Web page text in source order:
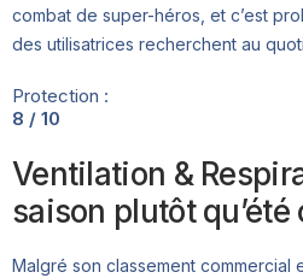
combat de super-héros, et c’est
des utilisatrices recherchent au
Protection :
8 / 10
Ventilation &
saison plutôt
Malgré son classement commercial